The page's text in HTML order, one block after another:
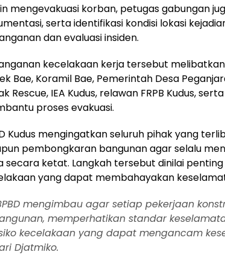
mengevakuasi korban, petugas gabungan
serta identifikasi kondisi lokasi
dan evaluasi insiden.
kecelakaan kerja tersebut
Bae, Koramil Bae, Pemerintah Desa
Rescue, IEA Kudus, relawan FRPB Kudus,
proses evakuasi.
Kudus mengingatkan seluruh pihak yang
pembongkaran bangunan agar selalu
secara ketat. Langkah tersebut dinilai
yang dapat membahayakan
mengimbau agar setiap pekerjaan
memperhatikan standar
kecelakaan yang dapat mengancam
Djatmiko.